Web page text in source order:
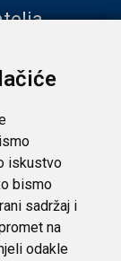
iskustvo
bismo
sadržaj i
na
odakle
1 EUR =